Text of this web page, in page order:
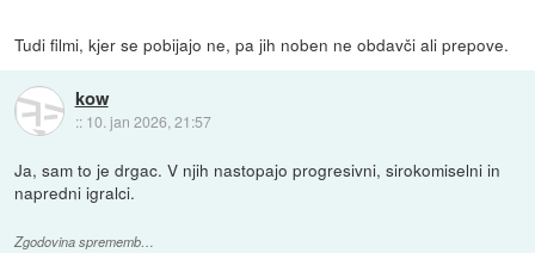
Tudi filmi, kjer se pobijajo ne, pa jih noben ne obdavči ali prepove.
kow
:: 10. jan 2026, 21:57
Ja, sam to je drgac. V njih nastopajo progresivni, sirokomiselni in
napredni igralci.
Zgodovina sprememb…